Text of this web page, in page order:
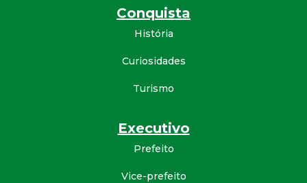
Conquista
História
Curiosidades
Turismo
Executivo
Prefeito
Vice-prefeito